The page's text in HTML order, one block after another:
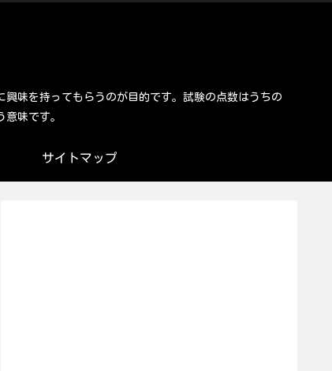
味を持ってもらうのが目的です。試験の点数はうちの
味です。
サイトマップ